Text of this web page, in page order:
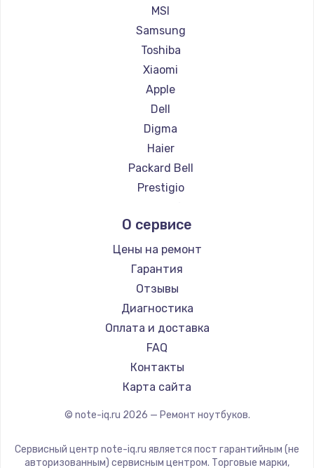
Ремонт ноутбуков LG
Ремонт ноутбуков Panasonic
Ремонт ноутбуков Irbis
Ремонт ноутбуков Thunderobot
Ремонт ноутбуков Hasee
Ремонт ноутбуков ZTE
Ремонт ноутбуков Hiper
Ремонт ноутбуков Evga
Ремонт ноутбуков Google
Ремонт ноутбуков Echips
Ремонт ноутбуков Predator
Ремонт ноутбуков iru
Ремонт ноутбуков Machenike
Ремонт ноутбуков DEXP
Ремонт ноутбуков Teclast
Ремонт ноутбуков CHUWI
Ремонт ноутбуков Colorful
MSI
Samsung
Toshiba
Xiaomi
Apple
Dell
Digma
Haier
Packard Bell
Prestigio
Alienware
Aquarius
Aorus
Maibenben
Getac
Epson
Philips
LG
Panasonic
ZTE
О сервисе
Цены на ремонт
Гарантия
Отзывы
Диагностика
Оплата и доставка
FAQ
Контакты
Карта сайта
© note-iq.ru 2026 — Ремонт ноутбуков.
Сервисный центр note-iq.ru является пост гарантийным (не
авторизованным) сервисным центром. Торговые марки,